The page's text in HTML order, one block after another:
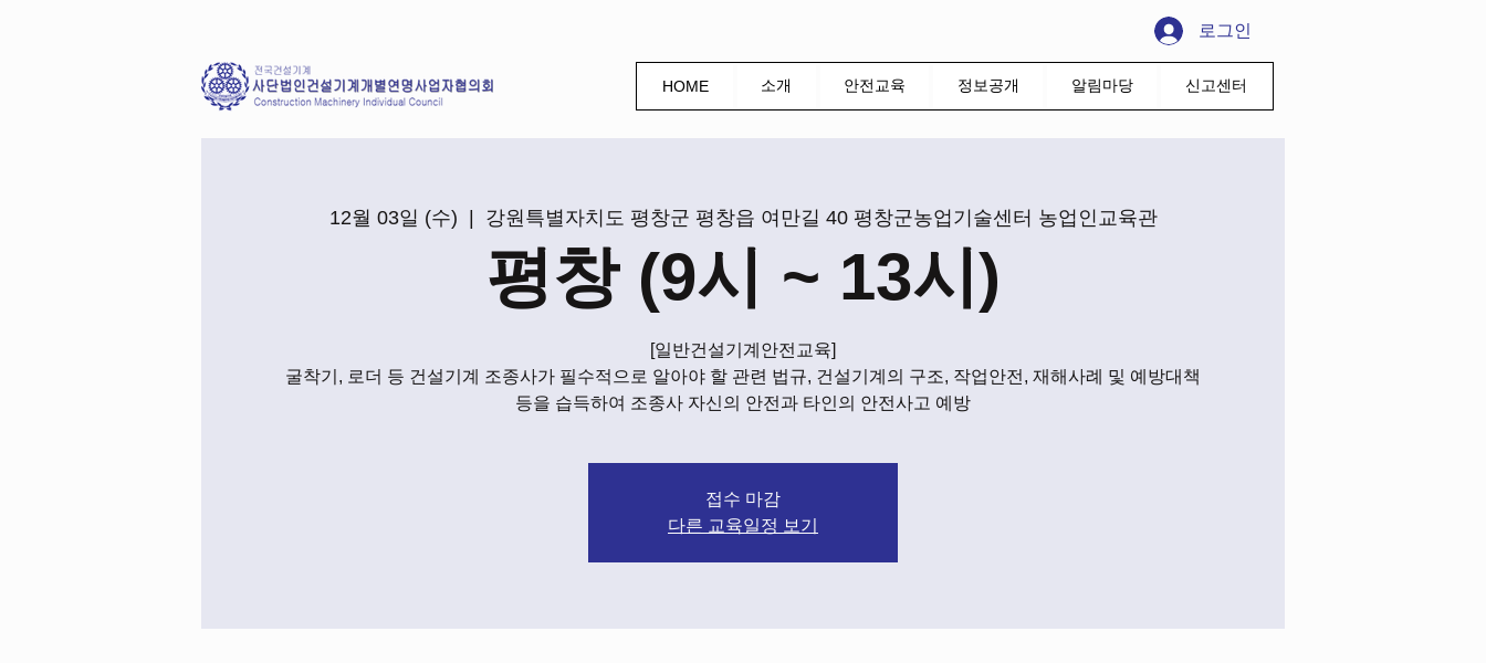
로그인
HOME 소개 안전교육 정보공개 알림마당 신고센터
12월 03일 (수) 강원특별자치도 평창군 평창읍 여만길 40 평창군농업기술센터 농업인교육관
평창 (9시 ~ 13시)
[일반건설기계안전교육]
굴착기, 로더 등 건설기계 조종사가 필수적으로 알아야 할 관련 법규, 건설기계의 구조, 작업안전, 재해사례 및 예방대책
등을 습득하여 조종사 자신의 안전과 타인의 안전사고 예방
접수 마감
다른 교육일정 보기